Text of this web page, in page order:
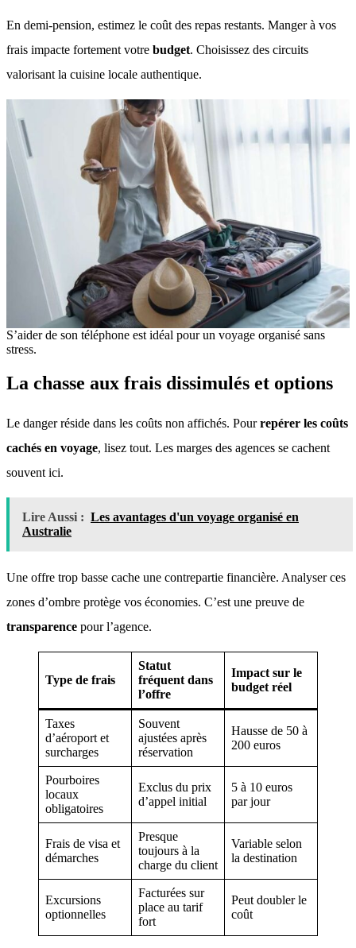
En demi-pension, estimez le coût des repas restants. Manger à vos
frais impacte fortement votre budget. Choisissez des circuits
valorisant la cuisine locale authentique.
S’aider de son téléphone est idéal pour un voyage organisé sans
stress.
La chasse aux frais dissimulés et options
Le danger réside dans les coûts non affichés. Pourrepérer les coûts
cachés en voyage, lisez tout. Les marges des agences se cachent
souvent ici.
Lire Aussi : Les avantages d'un voyage organisé en
Australie
Une offre trop basse cache une contrepartie financière. Analyser ces
zones d’ombre protège vos économies. C’est une preuve de
transparence pour l’agence.
Type de frais
Statut
fréquent dans
l’offre
Impact sur le
budget réel
Taxes
d’aéroport et
surcharges
Souvent
ajustées après
réservation
Hausse de 50 à
200 euros
Pourboires
locaux
obligatoires
Exclus du prix
d’appel initial
5 à 10 euros
par jour
Frais de visa et
démarches
Presque
toujours à la
charge du client
Variable selon
la destination
Excursions
optionnelles
Facturées sur
place au tarif
fort
Peut doubler le
coût